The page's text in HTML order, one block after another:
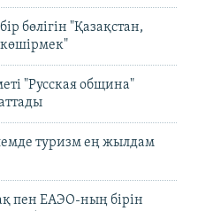
бөлігін "Қазақстан,
көшірмек"
"Русская община"
туризм ең жылдам
пен ЕАЭО-ның бірін